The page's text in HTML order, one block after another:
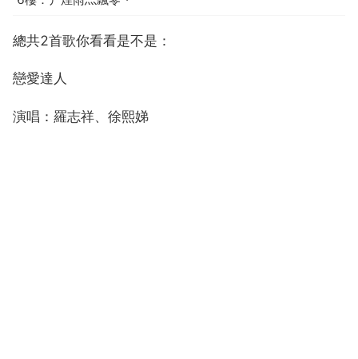
總共2首歌你看看是不是：
戀愛達人
演唱：羅志祥、徐熙娣